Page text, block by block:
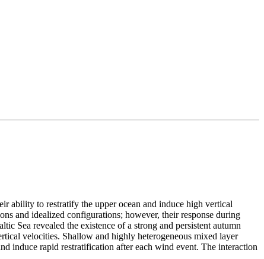
ability to restratify the upper ocean and induce high vertical
and idealized configurations; however, their response during
Sea revealed the existence of a strong and persistent autumn
velocities. Shallow and highly heterogeneous mixed layer
induce rapid restratification after each wind event. The interaction